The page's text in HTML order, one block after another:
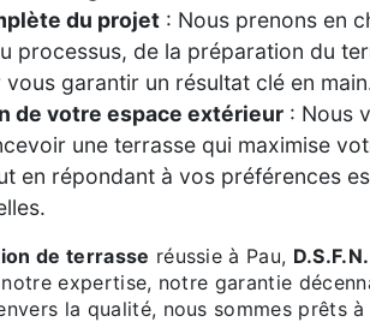
du projet : Nous prenons en
processus, de la préparation du
garantir un résultat clé en
de votre espace extérieur : Nous
une terrasse qui maximise
en répondant à vos préférences
de terrasse réussie à Pau, D.S.F.N.
expertise, notre garantie
la qualité, nous sommes prêts à